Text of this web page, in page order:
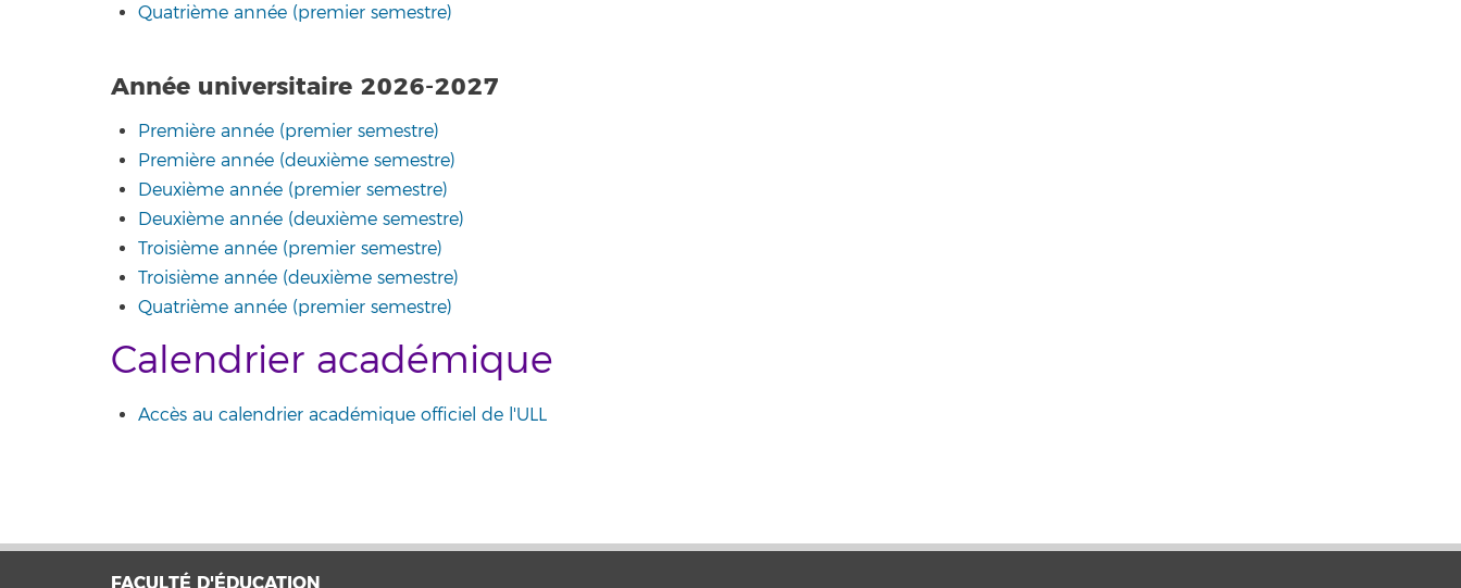
Quatrième année (premier semestre)
Année universitaire 2026-2027
Première année (premier semestre)
Première année (deuxième semestre)
Deuxième année (premier semestre)
Deuxième année (deuxième semestre)
Troisième année (premier semestre)
Troisième année (deuxième semestre)
Quatrième année (premier semestre)
Calendrier académique
Accès au calendrier académique officiel de l'ULL
FACULTÉ D'ÉDUCATION